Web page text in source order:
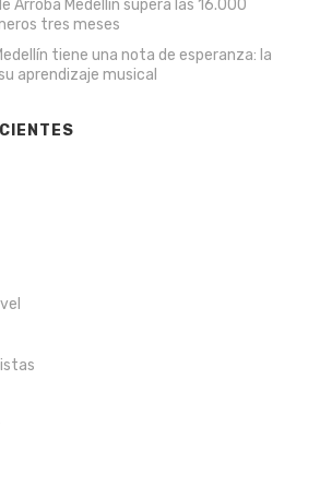
Arroba Medellín supera las 16.000
tres meses
tiene una nota de esperanza: la
aprendizaje musical